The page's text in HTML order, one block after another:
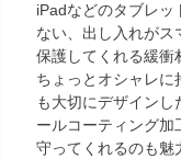
iPadなどのタブレッ
ない、出し入れがス
保護してくれる緩衝
ちょっとオシャレ
も大切にデザイン
ールコーティング加
守ってくれるのも魅